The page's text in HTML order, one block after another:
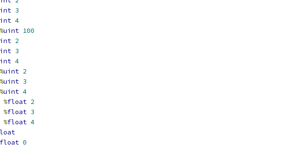
3
4
%uint 100
int 2
int 3
int 4
%uint 2
%uint 3
%uint 4
%float 2
%float 3
%float 4
float 0